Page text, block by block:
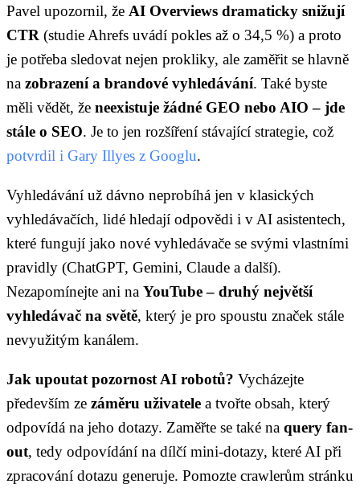
Pavel upozornil, že AI Overviews dramaticky snižují
CTR (studie Ahrefs uvádí pokles až o 34,5 %) a proto
je potřeba sledovat nejen prokliky, ale zaměřit se hlavně
na zobrazení a brandové vyhledávání. Také byste
měli vědět, že neexistuje žádné GEO nebo AIO – jde
stále o SEO. Je to jen rozšíření stávající strategie, což
potvrdil i Gary Illyes z Googlu.
Vyhledávání už dávno neprobíhá jen v klasických
vyhledávačích, lidé hledají odpovědi i v AI asistentech,
které fungují jako nové vyhledávače se svými vlastními
pravidly (ChatGPT, Gemini, Claude a další).
Nezapomínejte ani na YouTube – druhý největší
vyhledávač na světě, který je pro spoustu značek stále
nevyužitým kanálem.
Jak upoutat pozornost AI robotů? Vycházejte
především ze záměru uživatele a tvořte obsah, který
odpovídá na jeho dotazy. Zaměřte se také na query fan-
out, tedy odpovídání na dílčí mini-dotazy, které AI při
zpracování dotazu generuje. Pomozte crawlerům stránku